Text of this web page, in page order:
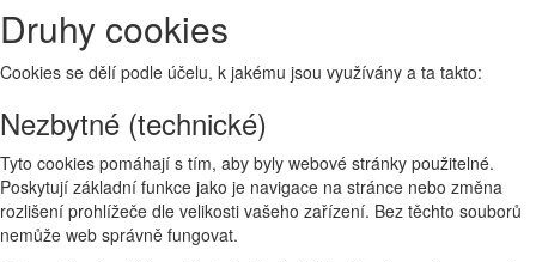
Druhy cookies
Cookies se dělí podle účelu, k jakému jsou využívány a ta takto:
Nezbytné (technické)
Tyto cookies pomáhají s tím, aby byly webové stránky použitelné.
Poskytují základní funkce jako je navigace na stránce nebo změna
rozlišení prohlížeče dle velikosti vašeho zařízení. Bez těchto souborů
nemůže web správně fungovat.